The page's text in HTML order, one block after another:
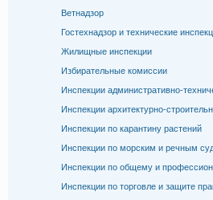
Ветнадзор
Гостехнадзор и технические
Жилищные инспекции
Избирательные комиссии
Инспекции административно-
Инспекции архитектурно-
Инспекции по карантину растений
Инспекции по морским и речным
Инспекции по общему и
Инспекции по торговле и защите